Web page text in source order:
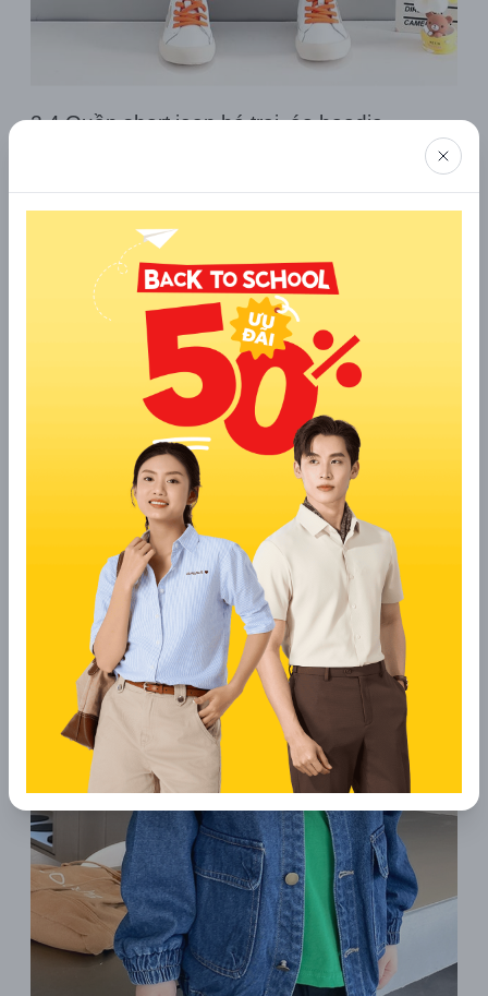
2.4 Quần short jean bé trai, áo hoodie
Vào những ngày thời tiết se lạnh, mẹ có thể mix quần short
jean với áo hoodie để giữ ấm cho bé. Set đồ này không chỉ
có thể chọn áo hoodie có màu sắc tươi sáng hoặc họa tiết
nổi bật để tạo điểm nhấn. Kết hợp thêm một đôi giày thể
thao là bé đã có ngay một outfit chất lừ để xuống phố rồi!
2.5 Quần short jean bé trai, áo denim
Cả cây denim là một xu hướng thời trang chưa bao giờ lỗi
mốt. Mẹ hãy thử phối quần short jean với áo khoác denim
để tạo nên set đồ denim-on-denim cực chất cho bé. Để
tránh nhàm chán, mẹ nên chọn áo khoác và quần short có
màu sắc khác nhau, hoặc kết hợp thêm phụ kiện như mũ,